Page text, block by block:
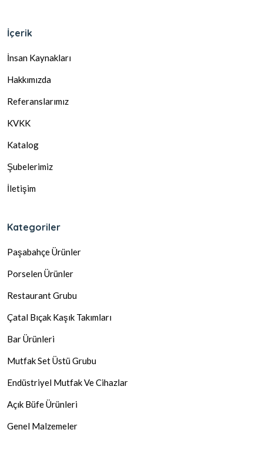
İçerik
İnsan Kaynakları
Hakkımızda
Referanslarımız
KVKK
Katalog
Şubelerimiz
İletişim
Kategoriler
Paşabahçe Ürünler
Porselen Ürünler
Restaurant Grubu
Çatal Bıçak Kaşık Takımları
Bar Ürünleri
Mutfak Set Üstü Grubu
Endüstriyel Mutfak Ve Cihazlar
Açık Büfe Ürünleri
Genel Malzemeler